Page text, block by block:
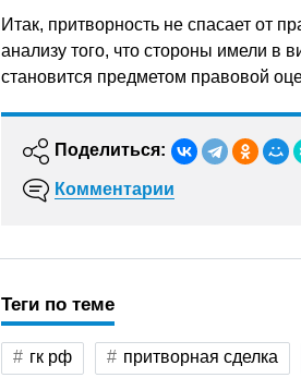
Итак, притворность не спасает от
анализу того, что стороны имели в
становится предметом правовой
Поделиться:
Комментарии
Теги по теме
гк рф притворная сделка